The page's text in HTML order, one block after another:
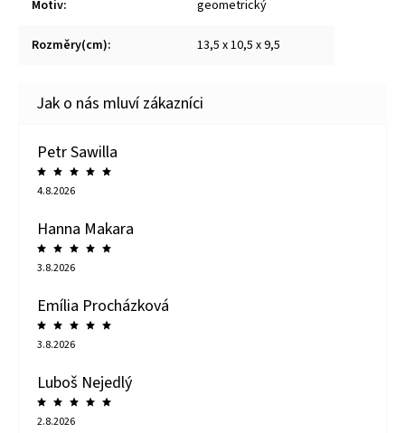
Motiv: geometrický
Rozměry(cm): 13,5 x 10,5 x 9,5
Petr Sawilla
4.8.2026
Hanna Makara
3.8.2026
Emília Procházková
3.8.2026
Luboš Nejedlý
2.8.2026